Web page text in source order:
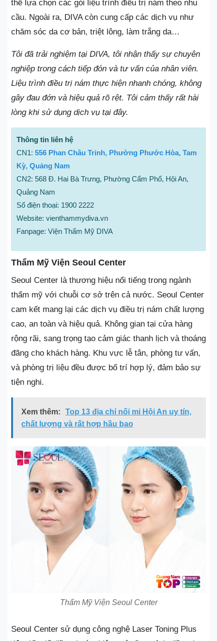
thể lựa chọn các gói liệu trình điều trị nám theo nhu
cầu. Ngoài ra, DIVA còn cung cấp các dịch vụ như
chăm sóc da cơ bản, triệt lông, làm trắng da…
Tôi đã trải nghiệm tại DIVA, tôi nhận thấy sự chuyên
nghiệp trong cách tiếp đón và tư vấn của nhân viên.
Liệu trình điều trị nám thực hiện nhanh chóng, không
gây đau đớn và hiệu quả rõ rệt. Tôi cảm thấy rất hài
lòng khi sử dụng dịch vụ tại đây.
Thông tin liên hệ
CN1: 556 Phan Châu Trinh, Phường Phước Hòa, Tam
Kỳ, Quảng Nam
CN2: 568 Đ. Hai Bà Trưng, Phường Cẩm Phổ, Hội An,
Quảng Nam
Số điện thoại: 1900 2222
Website: vienthammydiva.vn
Fanpage: Viện Thẩm Mỹ DIVA
Thẩm Mỹ Viện Seoul Center
Seoul Center là thương hiệu nổi tiếng trong ngành
thẩm mỹ với chuỗi cơ sở trên cả nước. Seoul Center
cam kết mang lại các dịch vụ điều trị nám chất lượng
cao, an toàn và hiệu quả. Không gian tại cửa hàng
rộng rãi, sang trọng tạo cảm giác thanh lịch và thoáng
đãng cho khách hàng. Khu vực lễ tân, phòng tư vấn,
và phòng trị liệu đều được bố trí hợp lý, đảm bảo sự
tiện nghi.
Xem thêm:
Top 13 địa chỉ nối mi Hội An uy tín,
chất lượng và rất hợp hầu bao
Thẩm Mỹ Viện Seoul Center
Seoul Center sử dụng công nghệ Laser Toning Plus